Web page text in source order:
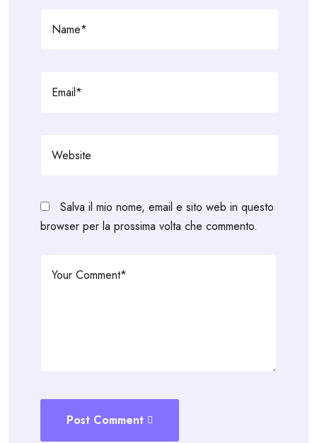
Salva il mio nome, email e sito web in questo
browser per la prossima volta che commento.
Post Comment